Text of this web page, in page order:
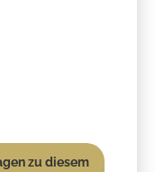
zu diesem